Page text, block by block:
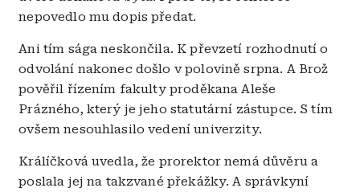
nepovedlo mu dopis předat.
Ani tím sága neskončila. K převzetí rozhodnutí o
odvolání nakonec došlo v polovině srpna. A Brož
pověřil řízením fakulty proděkana Aleše
Prázného, který je jeho statutární zástupce. S tím
ovšem nesouhlasilo vedení univerzity.
Králíčková uvedla, že prorektor nemá důvěru a
poslala jej na takzvané překážky. A správkyní